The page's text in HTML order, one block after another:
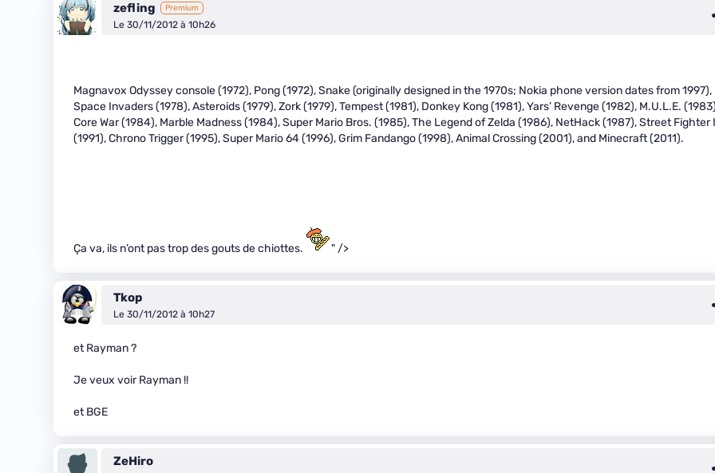
zefling Premium
Le 30/11/2012 à 10h26
Magnavox Odyssey console (1972), Pong (1972), Snake (originally designed in the 1970s; Nokia phone version dates from 1997),
Space Invaders (1978), Asteroids (1979), Zork (1979), Tempest (1981), Donkey Kong (1981), Yars’ Revenge (1982), M.U.L.E.
Core War (1984), Marble Madness (1984), Super Mario Bros. (1985), The Legend of Zelda (1986), NetHack (1987), Street Fighter
(1991), Chrono Trigger (1995), Super Mario 64 (1996), Grim Fandango (1998), Animal Crossing (2001), and Minecraft (2011).
Ça va, ils n’ont pas trop des gouts de chiottes. " />
Tkop
Le 30/11/2012 à 10h27
et Rayman ?
Je veux voir Rayman !!
et BGE
ZeHiro